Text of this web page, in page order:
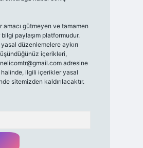
amacı gütmeyen ve tamamen
paylaşım platformudur.
düzenlemelere aykırı
içerikleri,
adresine
ilgili içerikler yasal
sitemizden kaldırılacaktır.